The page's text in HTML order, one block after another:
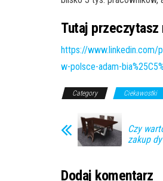
Tutaj przeczytasz
https://www.linkedin.com/
w-polsce-adam-
Category Ciekawostki
Czy
zakup
Dodaj komentarz